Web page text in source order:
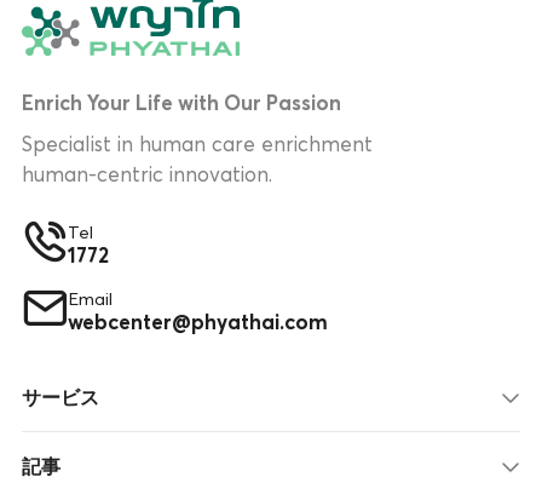
Enrich Your Life with Our Passion
Specialist in human care enrichment
human-centric innovation.
Tel
1772
Email
webcenter@phyathai.com
サービス
記事